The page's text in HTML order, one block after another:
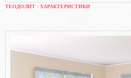
ТЕОДОЛИТ - ХАРАКТЕРИСТИКИ